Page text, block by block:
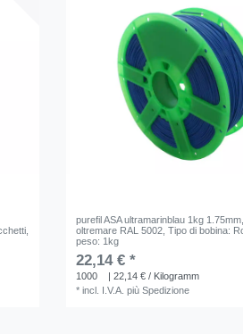
purefil ASA ultramarinblau 1kg 1.75mm
oltremare RAL 5002 , Tipo di bobina:
peso: 1kg
22,14 € *
1000
| 22,14 € / Kilogramm
*incl. I.V.A. piùSpedizione